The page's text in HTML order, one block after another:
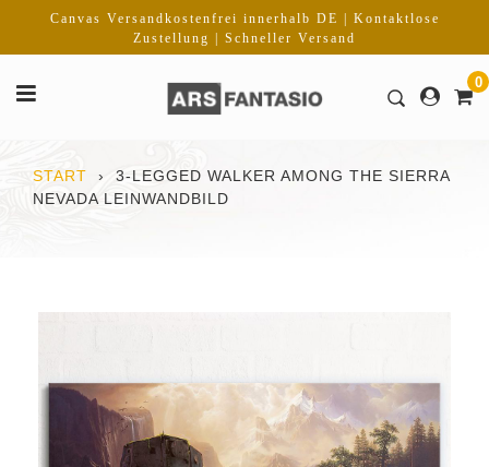
Inhalt
Canvas Versandkostenfrei innerhalb DE | Kontaktlose
Zustellung | Schneller Versand
0
START ›
3-LEGGED WALKER AMONG THE SIERRA
NEVADA LEINWANDBILD